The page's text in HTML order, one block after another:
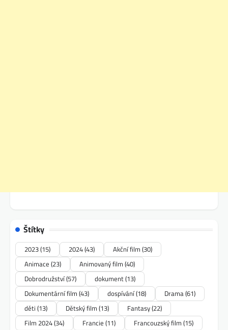
Štítky
2023(15) 2024(43) Akční film (30)
Animace (23) Animovaný film (40)
Dobrodružství(57) dokument(13)
Dokumentární film (43) dospívání(18) Drama(61)
děti (13) Dětský film (13) Fantasy(22)
Film 2024(34) Francie (11) Francouzský film (15)